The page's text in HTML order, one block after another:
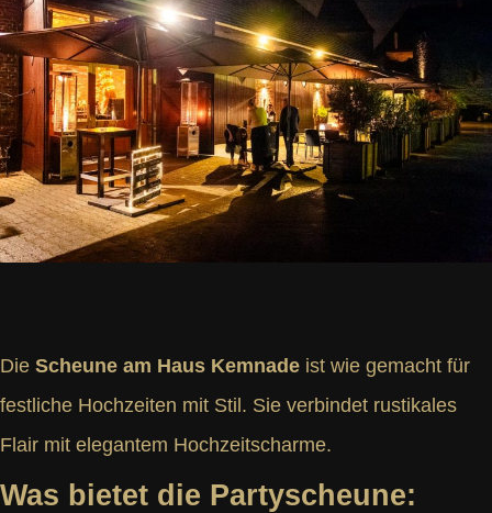
Die Scheune am Haus Kemnade ist wie gemacht für
festliche Hochzeiten mit Stil. Sie verbindet rustikales
Flair mit elegantem Hochzeitscharme.
Was bietet die Partyscheune: